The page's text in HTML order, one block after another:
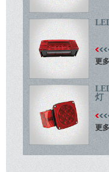
更多
灯
更多